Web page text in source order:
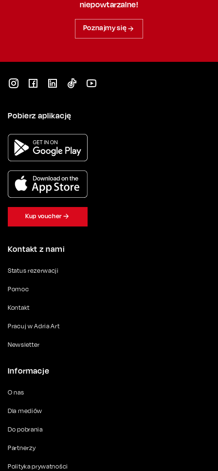
niepowtarzalne!
Poznajmy się
Kontakt z nami
Status rezerwacji
Pomoc
Kontakt
Pracuj w Adria Art
Newsletter
Informacje
O nas
Dla mediów
Do pobrania
Partnerzy
Polityka prywatności
Pobierz aplikację
Kup voucher